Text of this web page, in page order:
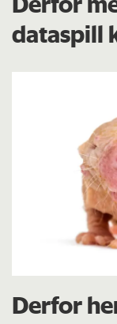
dataspill
Derfor